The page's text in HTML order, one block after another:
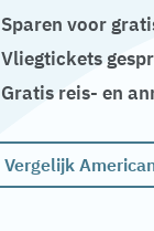
Sparen voor
Vliegtickets
Gratis reis- en
Vergelijk